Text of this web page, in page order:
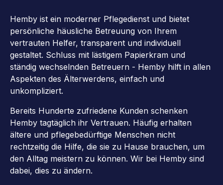
Hemby ist ein moderner Pflegedienst und bietet
persönliche häusliche Betreuung von Ihrem
vertrauten Helfer, transparent und individuell
gestaltet. Schluss mit lästigem Papierkram und
ständig wechselnden Betreuern - Hemby hilft in allen
Aspekten des Älterwerdens, einfach und
unkompliziert.
Bereits Hunderte zufriedene Kunden schenken
Hemby tagtäglich ihr Vertrauen. Häufig erhalten
ältere und pflegebedürftige Menschen nicht
rechtzeitig die Hilfe, die sie zu Hause brauchen, um
den Alltag meistern zu können. Wir bei Hemby sind
dabei, dies zu ändern.